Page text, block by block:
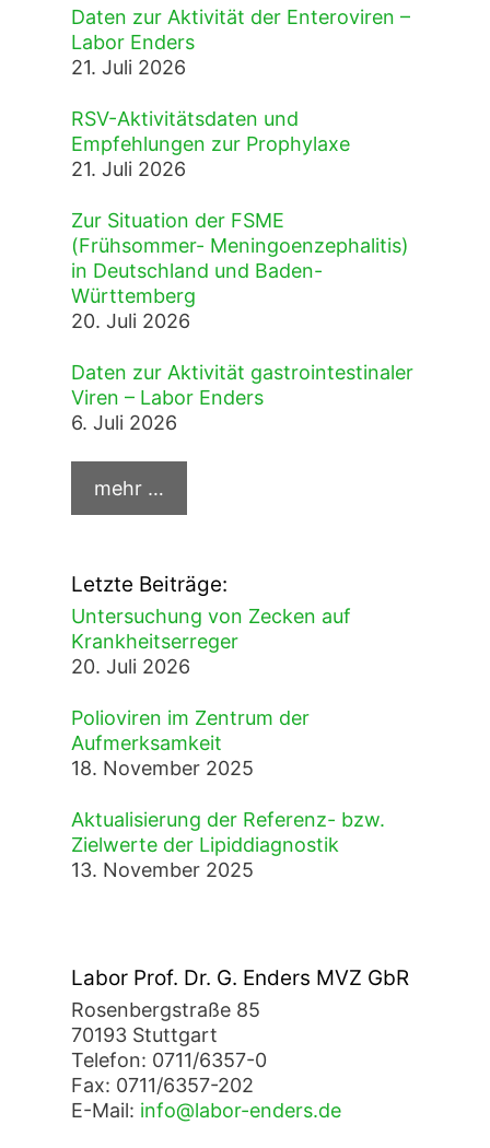
Daten zur Aktivität der Enteroviren –
Labor Enders
21. Juli 2026
RSV-Aktivitätsdaten und
Empfehlungen zur Prophylaxe
21. Juli 2026
Zur Situation der FSME
(Frühsommer- Meningoenzephalitis)
in Deutschland und Baden-
Württemberg
20. Juli 2026
Daten zur Aktivität gastrointestinaler
Viren – Labor Enders
6. Juli 2026
Letzte Beiträge:
Untersuchung von Zecken auf
Krankheitserreger
20. Juli 2026
Polioviren im Zentrum der
Aufmerksamkeit
18. November 2025
Aktualisierung der Referenz- bzw.
Zielwerte der Lipiddiagnostik
13. November 2025
Labor Prof. Dr. G. Enders MVZ GbR
Rosenbergstraße 85
70193 Stuttgart
Telefon: 0711/6357-0
Fax: 0711/6357-202
E-Mail: info@labor-enders.de